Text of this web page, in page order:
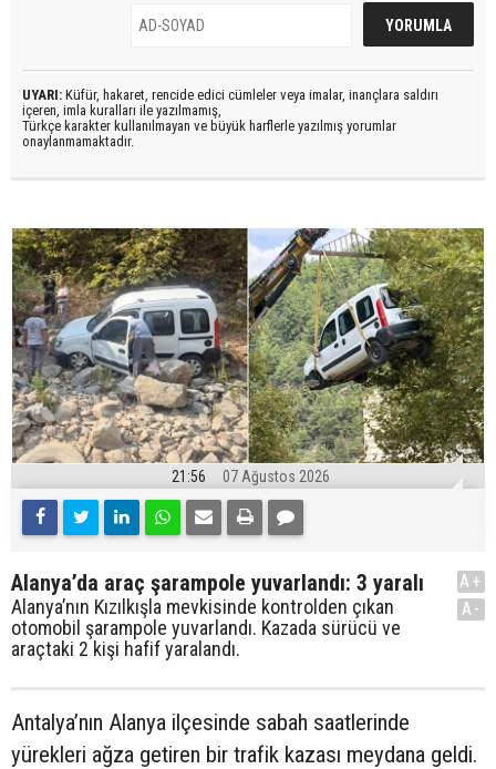
UYARI: Küfür, hakaret, rencide edici cümleler veya imalar, inançlara saldırı
içeren, imla kuralları ile yazılmamış,
Türkçe karakter kullanılmayan ve büyük harflerle yazılmış yorumlar
onaylanmamaktadır.
21:56 07 Ağustos 2026
Alanya’da araç şarampole yuvarlandı: 3 yaralı
Alanya’nın Kızılkışla mevkisinde kontrolden çıkan
otomobil şarampole yuvarlandı. Kazada sürücü ve
araçtaki 2 kişi hafif yaralandı.
A+
A-
Antalya’nın Alanya ilçesinde sabah saatlerinde
yürekleri ağza getiren bir trafik kazası meydana geldi.